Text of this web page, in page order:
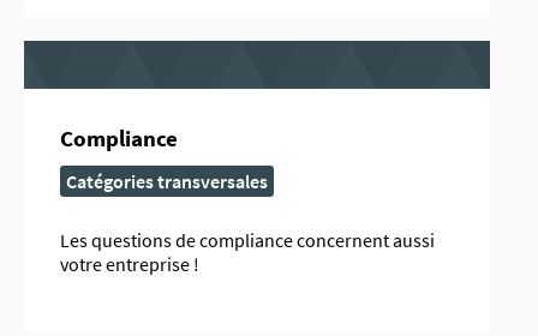
Compliance
Catégories transversales
Les questions de compliance concernent aussi
votre entreprise !